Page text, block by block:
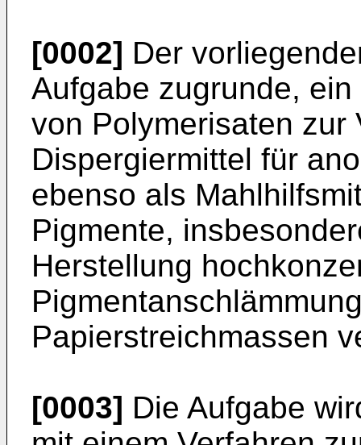
[0002] Der
Aufgabe zugrunde,
von Polymerisaten zur
Disper­giermittel für
ebenso als
Pigmente,
Herstellung
Papierstreich­massen
[0003] Die Aufgabe